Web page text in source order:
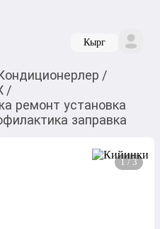
Кырг
/
/
ремонт установка
заправка
1 / 3